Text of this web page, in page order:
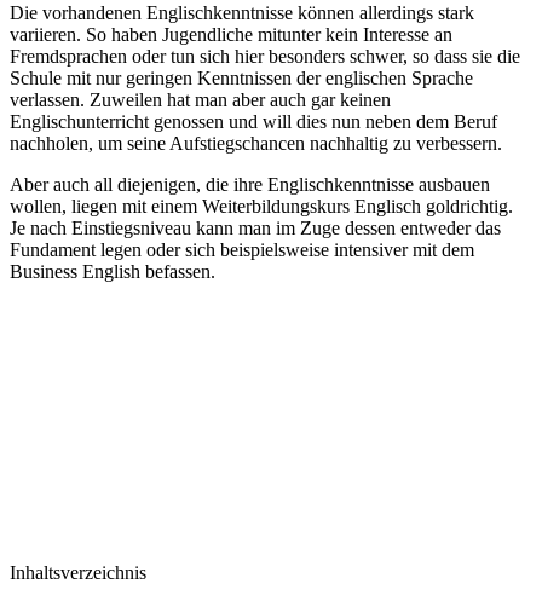
Die vorhandenen Englischkenntnisse können allerdings stark
variieren. So haben Jugendliche mitunter kein Interesse an
Fremdsprachen oder tun sich hier besonders schwer, so dass sie die
Schule mit nur geringen Kenntnissen der englischen Sprache
verlassen. Zuweilen hat man aber auch gar keinen
Englischunterricht genossen und will dies nun neben dem Beruf
nachholen, um seine Aufstiegschancen nachhaltig zu verbessern.
Aber auch all diejenigen, die ihre Englischkenntnisse ausbauen
wollen, liegen mit einem Weiterbildungskurs Englisch goldrichtig.
Je nach Einstiegsniveau kann man im Zuge dessen entweder das
Fundament legen oder sich beispielsweise intensiver mit dem
Business English befassen.
Inhaltsverzeichnis